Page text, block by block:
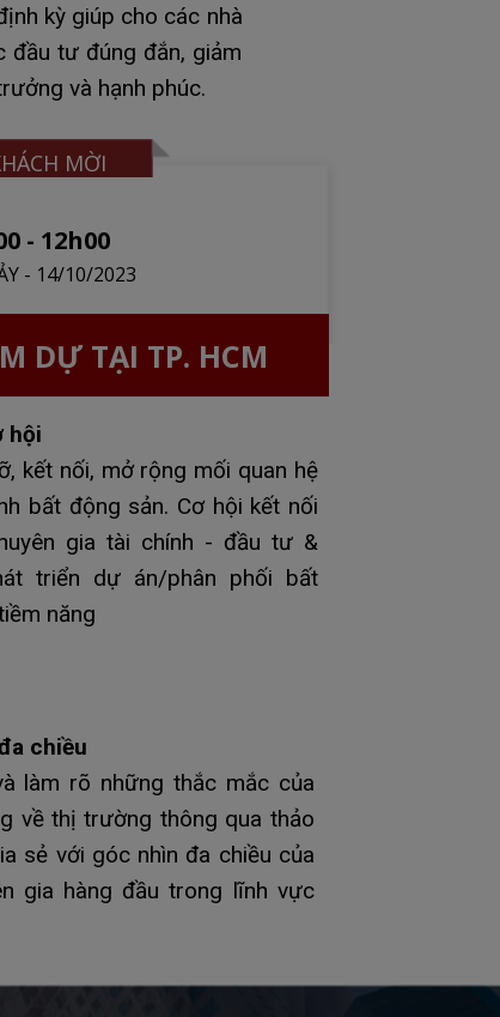
kỳ giúp cho các nhà
đầu tư đúng đắn, giảm
và hạnh phúc.
DỰ TẠI TP. HCM
MỜI
- 12h00
- 14/10/2023
chiều
làm rõ những thắc mắc của
về thị trường thông qua thảo
sẻ với góc nhìn đa chiều của
gia hàng đầu trong lĩnh vực
hội
kết nối, mở rộng mối quan hệ
bất động sản. Cơ hội kết nối
gia tài chính - đầu tư &
triển dự án/phân phối bất
năng